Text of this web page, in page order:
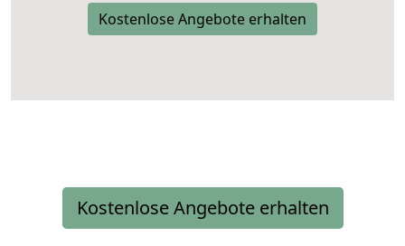
Kostenlose Angebote erhalten
Kostenlose Angebote erhalten